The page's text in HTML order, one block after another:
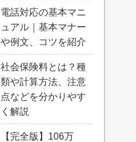
電話対応の基本マニ
ュアル｜基本マナー
や例文、コツを紹介
社会保険料とは？種
類や計算方法、注意
点などを分かりやす
く解説
【完全版】106万